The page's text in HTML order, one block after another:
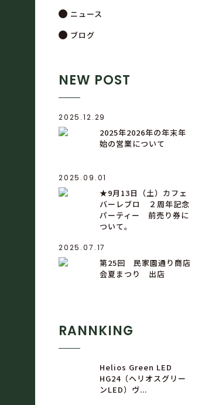
ニュース
ブログ
NEW POST
2025.12.29
2025年2026年の年末年
始の営業について
2025.09.01
★9月13日（土）カフェ
バーレブロ ２周年記念
パーティー 前売り券に
ついて。
2025.07.17
第25回 民家園通り商店
会夏まつり 出店
RANNKING
Helios Green LED
HG24（ヘリオスグリー
ンLED）ヴ...